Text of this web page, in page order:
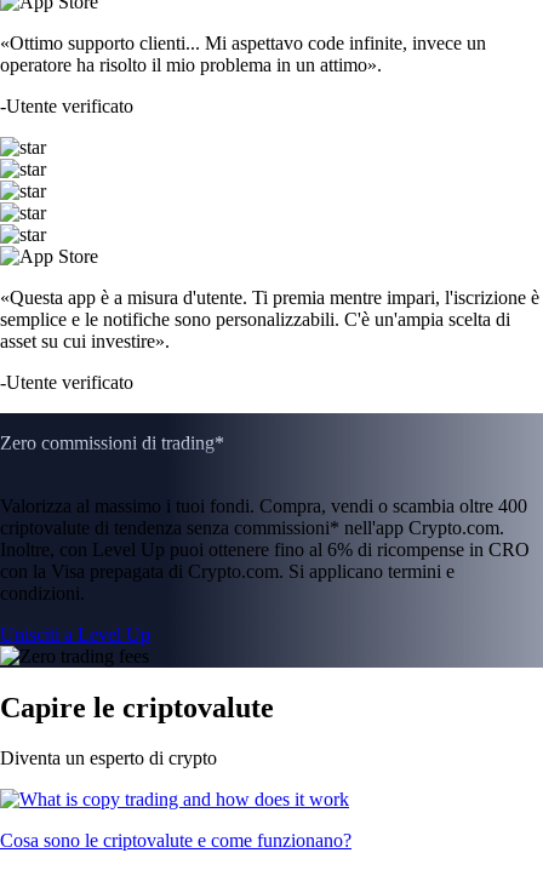
«Ottimo supporto clienti... Mi aspettavo code infinite, invece un
operatore ha risolto il mio problema in un attimo».
-Utente verificato
«Questa app è a misura d'utente. Ti premia mentre impari, l'iscrizione è
semplice e le notifiche sono personalizzabili. C'è un'ampia scelta di
asset su cui investire».
-Utente verificato
Zero commissioni di trading*
Valorizza al massimo i tuoi fondi. Compra, vendi o scambia oltre 400
criptovalute di tendenza senza commissioni* nell'app Crypto.com.
Inoltre, con Level Up puoi ottenere fino al 6% di ricompense in CRO
con la Visa prepagata di Crypto.com. Si applicano termini e
condizioni.
Unisciti a Level Up
Capire le criptovalute
Diventa un esperto di crypto
Cosa sono le criptovalute e come funzionano?